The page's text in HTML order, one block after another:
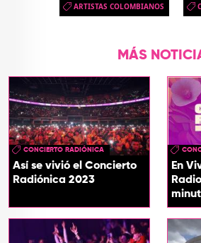
ARTISTAS COLOMBIANOS
MÁS
CONCIERTO RADIÓNICA
Así se vivió el Concierto
Radiónica 2023
En